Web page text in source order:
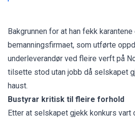
Bakgrunnen for at han fekk
bemanningsfirmaet, som utførte
underleverandør ved fleire verft på
tilsette stod utan jobb då selskapet
haust.
Bustyrar kritisk til fleire forhold
Etter at selskapet gjekk konkurs vart